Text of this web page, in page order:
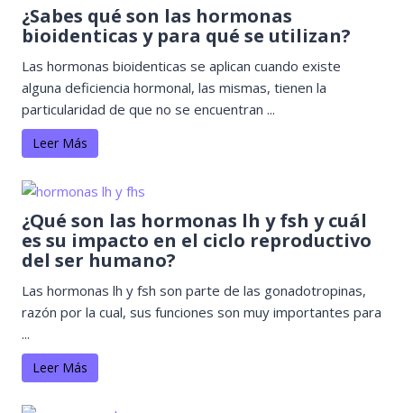
¿Sabes qué son las hormonas
bioidenticas y para qué se utilizan?
Las hormonas bioidenticas se aplican cuando existe
alguna deficiencia hormonal, las mismas, tienen la
particularidad de que no se encuentran ...
Leer Más
¿Qué son las hormonas lh y fsh y cuál
es su impacto en el ciclo reproductivo
del ser humano?
Las hormonas lh y fsh son parte de las gonadotropinas,
razón por la cual, sus funciones son muy importantes para
...
Leer Más